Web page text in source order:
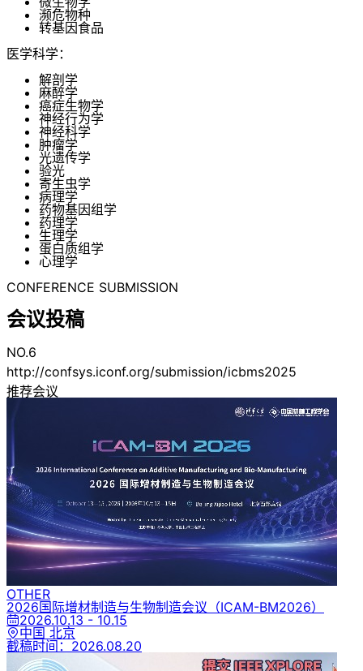
濒危物种
转基因食品
医学科学：
解剖学
麻醉学
癌症生物学
神经行为学
神经科学
肿瘤学
光遗传学
验光
寄生虫学
病理学
药物基因组学
药理学
生理学
蛋白质组学
心理学
CONFERENCE SUBMISSION
会议投稿
NO.6
http://confsys.iconf.org/submission/icbms2025
推荐会议
OTHER
2026国际增材制造与生物制造会议 （ICAM-BM2026）
2026.10.13 - 10.15
中国 北京
截稿时间： 2026.08.20